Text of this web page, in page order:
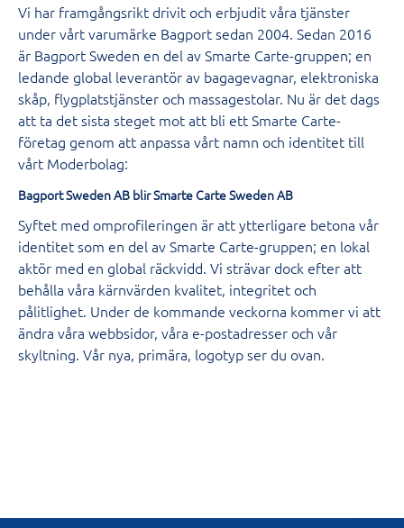
Vi har framgångsrikt drivit och erbjudit våra tjänster
under vårt varumärke Bagport sedan 2004. Sedan 2016
är Bagport Sweden en del av Smarte Carte-gruppen; en
ledande global leverantör av bagagevagnar, elektroniska
skåp, flygplatstjänster och massagestolar. Nu är det dags
att ta det sista steget mot att bli ett Smarte Carte-
företag genom att anpassa vårt namn och identitet till
vårt Moderbolag:
Bagport Sweden AB blir Smarte Carte Sweden AB
Syftet med omprofileringen är att ytterligare betona vår
identitet som en del av Smarte Carte-gruppen; en lokal
aktör med en global räckvidd. Vi strävar dock efter att
behålla våra kärnvärden kvalitet, integritet och
pålitlighet. Under de kommande veckorna kommer vi att
ändra våra webbsidor, våra e-postadresser och vår
skyltning. Vår nya, primära, logotyp ser du ovan.